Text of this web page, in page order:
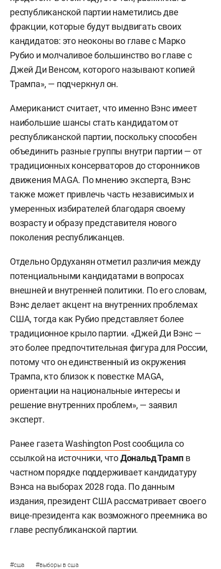
республиканской партии наметились две
фракции, которые будут выдвигать своих
кандидатов: это неоконы во главе с Марко
Рубио и молчаливое большинство во главе с
Джей Ди Венсом, которого называют копией
Трампа», — подчеркнул он.
Американист считает, что именно Вэнс имеет
наибольшие шансы стать кандидатом от
республиканской партии, поскольку способен
объединить разные группы внутри партии — от
традиционных консерваторов до сторонников
движения MAGA. По мнению эксперта, Вэнс
также может привлечь часть независимых и
умеренных избирателей благодаря своему
возрасту и образу представителя нового
поколения республиканцев.
Отдельно Ордуханян отметил различия между
потенциальными кандидатами в вопросах
внешней и внутренней политики. По его словам,
Вэнс делает акцент на внутренних проблемах
США, тогда как Рубио представляет более
традиционное крыло партии. «Джей Ди Вэнс —
это более предпочтительная фигура для России,
потому что он единственный из окружения
Трампа, кто близок к повестке MAGA,
ориентации на национальные интересы и
решение внутренних проблем», — заявил
эксперт.
Ранее газетаWashington Postсообщила со
ссылкой на источники, чтоДональд Трамп в
частном порядке поддерживает кандидатуру
Вэнса на выборах 2028 года. По данным
издания, президент США рассматривает своего
вице-президента как возможного преемника во
главе республиканской партии.
#сша #выборы в сша